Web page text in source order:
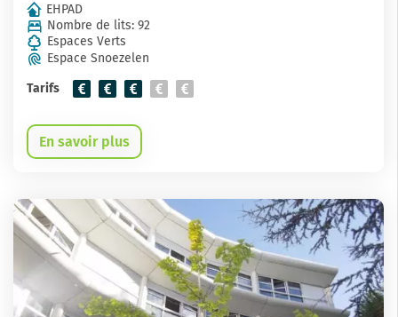
EHPAD
Nombre de lits: 92
Espaces Verts
Espace Snoezelen
Tarifs
En savoir plus